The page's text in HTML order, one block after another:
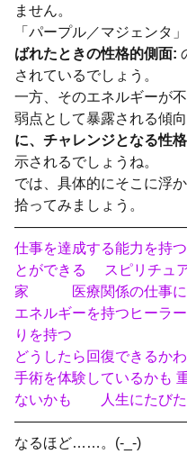
ません。
「パープル／マジェンタ
ばれたときの性格的側面:
されているでしょう。
一方、そのエネルギーが
弱点として暴露される傾向
に、チャレンジとなる性
示されるでしょうね。
では、具体的にそこに浮
拾ってみましょう。
仕事を達成する能力
とができる スピリチュ
家 医療関係の仕事に
エネルギーを持つヒー
りを持つ
どうしたら回復でき
手術を体験しているかも
ないかも 人生にたびた
なるほど……。(-_-)